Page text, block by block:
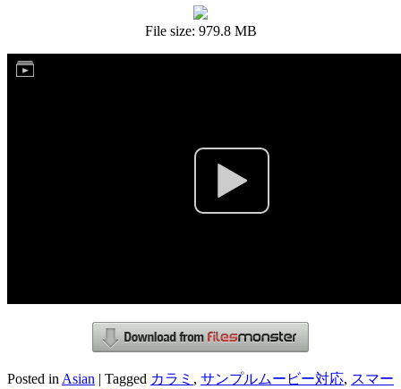
File size: 979.8 MB
Posted in Asian | Tagged カラミ , サンプルムービー対応, スマー